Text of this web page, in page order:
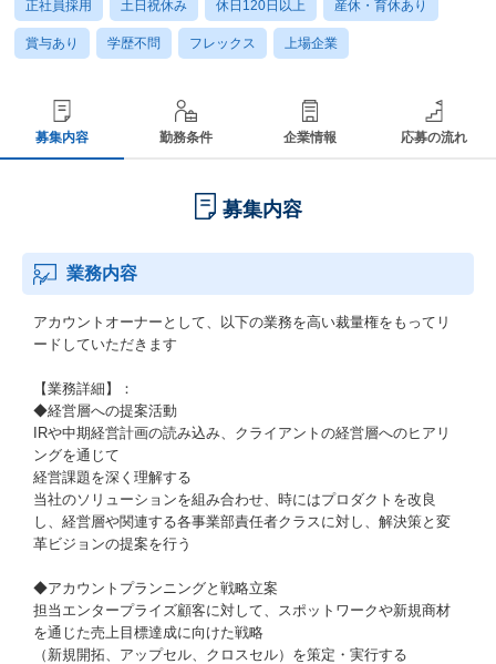
正社員採用 土日祝休み 休日120日以上 産休・育休あり
賞与あり 学歴不問 フレックス 上場企業
募集内容 勤務条件 企業情報 応募の流れ
募集内容
業務内容
アカウントオーナーとして、以下の業務を高い裁量権をもってリ
ードしていただきます
【業務詳細】：
◆経営層への提案活動
IRや中期経営計画の読み込み、クライアントの経営層へのヒアリ
ングを通じて
経営課題を深く理解する
当社のソリューションを組み合わせ、時にはプロダクトを改良
し、経営層や関連する各事業部責任者クラスに対し、解決策と変
革ビジョンの提案を行う
◆アカウントプランニングと戦略立案
担当エンタープライズ顧客に対して、スポットワークや新規商材
を通じた売上目標達成に向けた戦略
（新規開拓、アップセル、クロスセル）を策定・実行する